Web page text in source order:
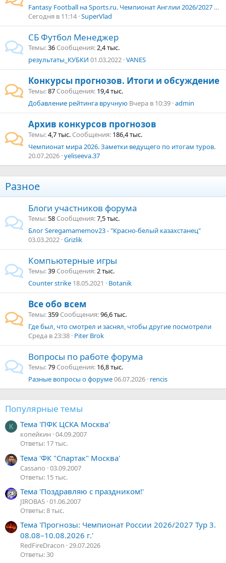
Fantasy Football на Sports.ru. Чемпионат Англии 2026/2027 г. Чемпионшип.
Сегодня в 11:14 SuperVlad
СБ Футбол Менеджер
Темы 36 Сообщения 2,4 тыс.
результаты_КУБКИ 01.03.2022 VANES
Конкурсы прогнозов. Итоги и обсуждение
Темы 87 Сообщения 19,4 тыс.
Добавление рейтинга вручную Вчера в 10:39 admin
Архив конкурсов прогнозов
Темы 4,7 тыс. Сообщения 186,4 тыс.
Чемпионат мира 2026. Заметки ведущего по итогам туров.
20.07.2026 yeliseeva.37
Разное
Блоги участников форума
Темы 58 Сообщения 7,5 тыс.
Блог Seregamamemov23 - "Красно-белый казахстанец"
03.03.2022 Grizlik
Компьютерные игры
Темы 39 Сообщения 2 тыс.
Counter strike 18.05.2021 Botanik
Все обо всем
Темы 359 Сообщения 96,6 тыс.
Где был, что смотрел и заснял, чтобы другие посмотрели
Среда в 23:38 Piter Brok
Вопросы по работе форума
Темы 79 Сообщения 16,8 тыс.
Разные вопросы о форуме06.07.2026 rencis
Популярные темы
К Тема 'ПФК ЦСКА Москва'
копейкин 04.09.2007
Ответы: 17 тыс.
Тема 'ФК "Спартак" Москва'
Cassano 03.09.2007
Ответы: 15 тыс.
Тема 'Поздравляю с праздником!'
JIROBAS 01.06.2007
Ответы: 8 тыс.
Тема 'Прогнозы: Чемпионат России 2026/2027 Тур 3.
08.08–10.08.2026 г.'
RedFireDracon 29.07.2026
Ответы: 30